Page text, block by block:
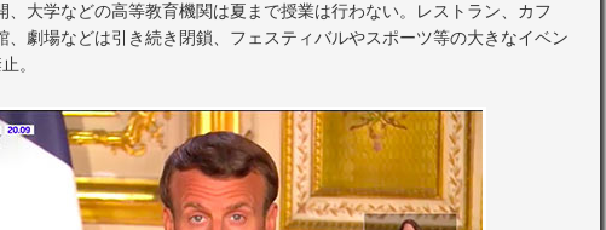
、大学などの高等教育機関は夏まで授業は行わない。レストラン、カフ
、劇場などは引き続き閉鎖、フェスティバルやスポーツ等の大きなイベン
。